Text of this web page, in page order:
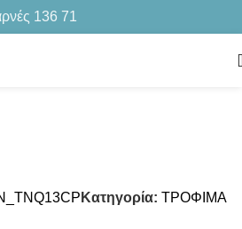
136 71
Κατηγορία: ΤΡΟΦΙΜΑ